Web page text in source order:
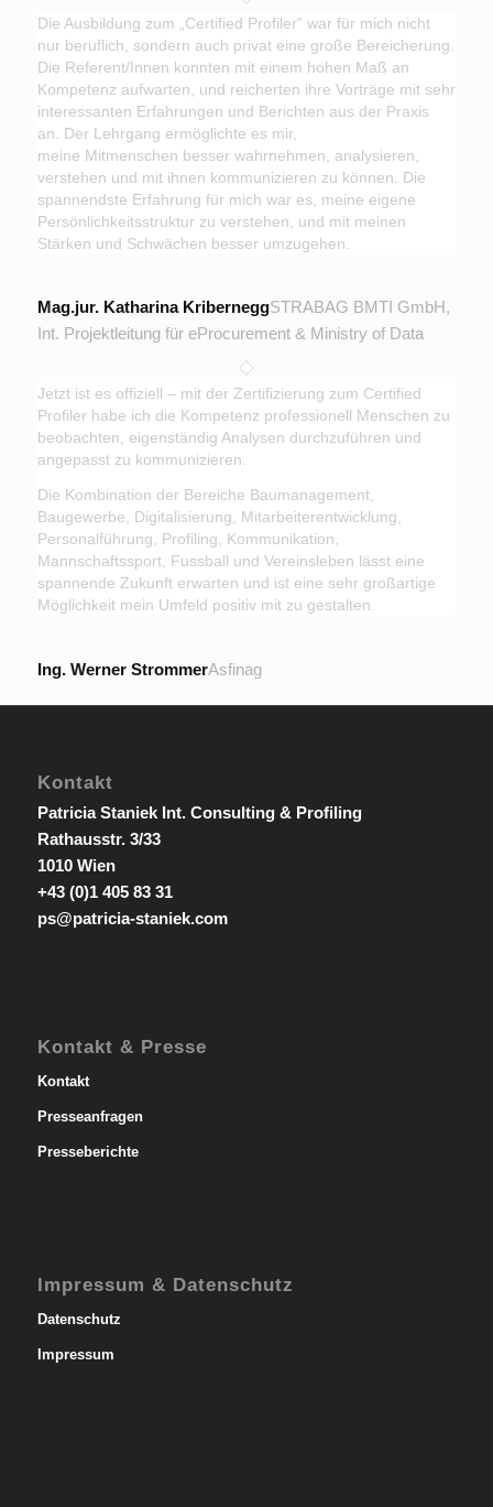
Die Ausbildung zum „Certified Profiler“ war für mich nicht
nur beruflich, sondern auch privat eine große Bereicherung.
Die Referent/Innen konnten mit einem hohen Maß an
Kompetenz aufwarten, und reicherten ihre Vorträge mit sehr
interessanten Erfahrungen und Berichten aus der Praxis
an. Der Lehrgang ermöglichte es mir,
meine Mitmenschen besser wahrnehmen, analysieren,
verstehen und mit ihnen kommunizieren zu können. Die
spannendste Erfahrung für mich war es, meine eigene
Persönlichkeitsstruktur zu verstehen, und mit meinen
Stärken und Schwächen besser umzugehen.
Mag.jur. Katharina KriberneggSTRABAG BMTI GmbH,
Int. Projektleitung für eProcurement & Ministry of Data
Jetzt ist es offiziell – mit der Zertifizierung zum Certified
Profiler habe ich die Kompetenz professionell Menschen zu
beobachten, eigenständig Analysen durchzuführen und
angepasst zu kommunizieren.
Die Kombination der Bereiche Baumanagement,
Baugewerbe, Digitalisierung, Mitarbeiterentwicklung,
Personalführung, Profiling, Kommunikation,
Mannschaftssport, Fussball und Vereinsleben lässt eine
spannende Zukunft erwarten und ist eine sehr großartige
Möglichkeit mein Umfeld positiv mit zu gestalten.
Ing. Werner StrommerAsfinag
Kontakt
Patricia Staniek Int. Consulting & Profiling
Rathausstr. 3/33
1010 Wien
+43 (0)1 405 83 31
ps@patricia-staniek.com
Kontakt & Presse
Kontakt
Presseanfragen
Presseberichte
Impressum & Datenschutz
Datenschutz
Impressum